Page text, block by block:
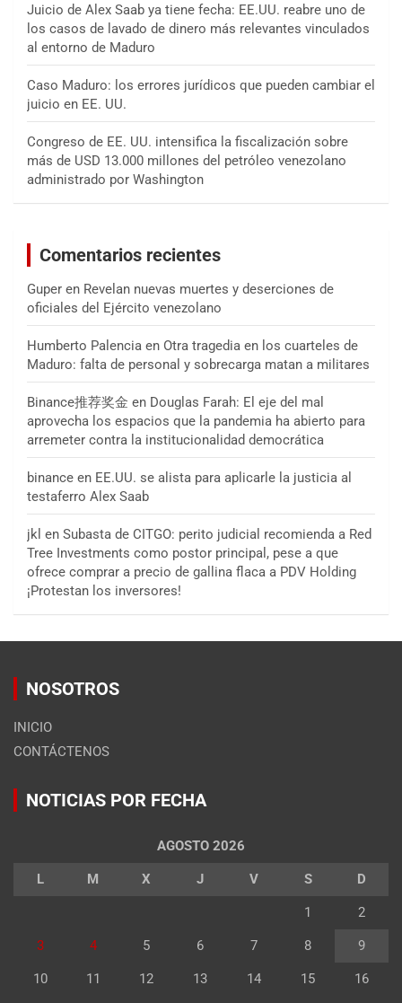
Juicio de Alex Saab ya tiene fecha: EE.UU. reabre uno de
los casos de lavado de dinero más relevantes vinculados
al entorno de Maduro
Caso Maduro: los errores jurídicos que pueden cambiar el
juicio en EE. UU.
Congreso de EE. UU. intensifica la fiscalización sobre
más de USD 13.000 millones del petróleo venezolano
administrado por Washington
Comentarios recientes
Guper en Revelan nuevas muertes y deserciones de
oficiales del Ejército venezolano
Humberto Palencia en Otra tragedia en los cuarteles de
Maduro: falta de personal y sobrecarga matan a militares
Binance推荐奖金 en Douglas Farah: El eje del mal
aprovecha los espacios que la pandemia ha abierto para
arremeter contra la institucionalidad democrática
binance en EE.UU. se alista para aplicarle la justicia al
testaferro Alex Saab
jkl en Subasta de CITGO: perito judicial recomienda a Red
Tree Investments como postor principal, pese a que
ofrece comprar a precio de gallina flaca a PDV Holding
¡Protestan los inversores!
NOSOTROS
INICIO
CONTÁCTENOS
NOTICIAS POR FECHA
AGOSTO 2026
L M X J V S D
1 2
3 4 5 6 7 8 9
10 11 12 13 14 15 16